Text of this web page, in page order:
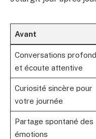
Avant
Conversations
et écoute attentive
Curiosité sincère pour
votre journée
Partage spontané des
émotions